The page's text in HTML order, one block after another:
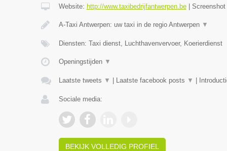
Website: http://www.taxibedrijfantwerpen.be| Screenshot
A-Taxi Antwerpen: uw taxi in de regio Antwerpen ▼
Diensten: Taxi dienst, Luchthavenvervoer, Koerierdienst
Openingstijden ▼
Laatste tweets ▼ Laatste facebook posts ▼
Sociale media:
BEKIJK VOLLEDIG PROFIEL